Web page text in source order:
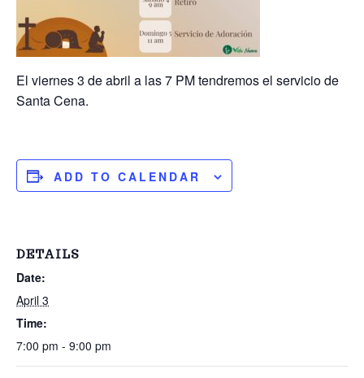
El viernes 3 de abril a las 7 PM tendremos el servicio de
Santa Cena.
ADD TO CALENDAR
DETAILS
Date:
April 3
Time:
7:00 pm - 9:00 pm